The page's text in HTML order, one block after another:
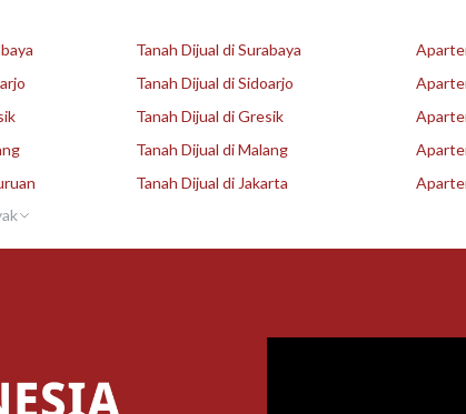
Tanah Dijual di Surabaya
Tanah Dijual di Sidoarjo
Tanah Dijual di Gresik
Tanah Dijual di Malang
Tanah Dijual di Jakarta